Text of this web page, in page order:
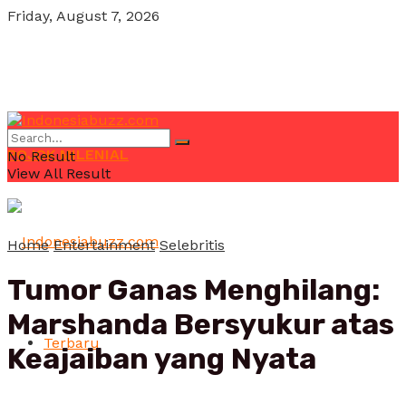
Friday, August 7, 2026
POJOK MILENIAL
Terbaru
No Result
View All Result
Home Entertainment Selebritis
Tumor Ganas Menghilang:
Marshanda Bersyukur atas
Keajaiban yang Nyata